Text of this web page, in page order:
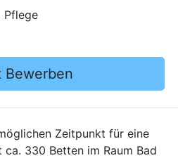
Pflege
Bewerben
Zeitpunkt für eine
330 Betten im Raum Bad